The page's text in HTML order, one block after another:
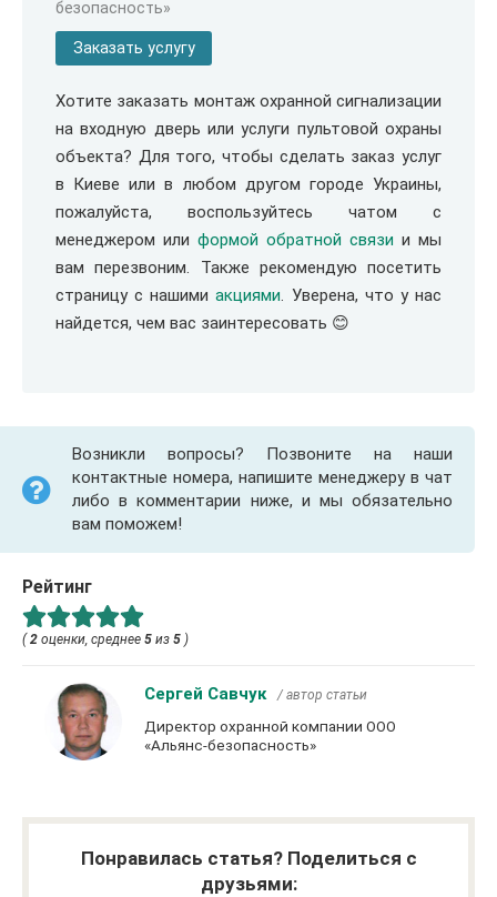
безопасность»
Заказать услугу
Хотите заказать монтаж охранной сигнализации
на входную дверь или услуги пультовой охраны
объекта? Для того, чтобы сделать заказ услуг
в Киеве или в любом другом городе Украины,
пожалуйста, воспользуйтесь чатом с
менеджером или формой обратной связи и мы
вам перезвоним. Также рекомендую посетить
страницу с нашимиакциями. Уверена, что у нас
найдется, чем вас заинтересовать 😊
Возникли вопросы? Позвоните на наши
контактные номера, напишите менеджеру в чат
либо в комментарии ниже, и мы обязательно
вам поможем!
Рейтинг
( 2 оценки, среднее 5 из 5 )
Сергей Савчук / автор статьи
Директор охранной компании ООО
«Альянс-безопасность»
Понравилась статья? Поделиться с
друзьями: